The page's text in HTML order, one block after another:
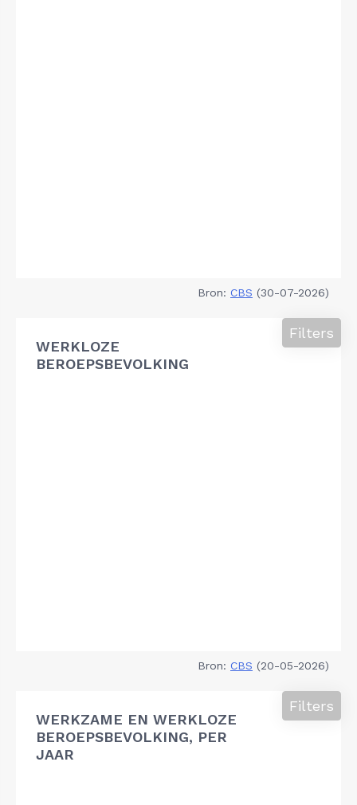
Bron: CBS (30-07-2026)
WERKLOZE
BEROEPSBEVOLKING
Filters
Bron: CBS (20-05-2026)
WERKZAME EN WERKLOZE
BEROEPSBEVOLKING, PER
JAAR
Filters